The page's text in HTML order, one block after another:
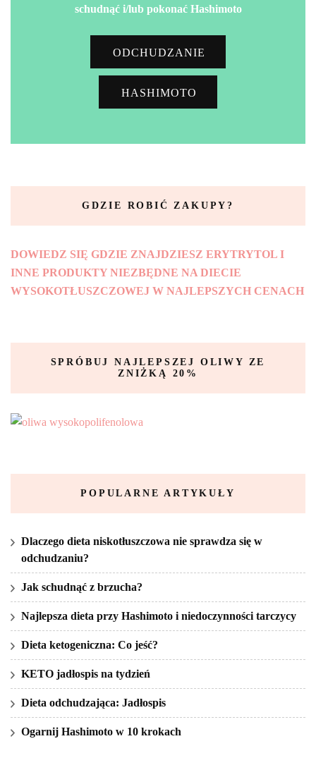
schudnąć i/lub pokonać Hashimoto
ODCHUDZANIE
HASHIMOTO
GDZIE ROBIĆ ZAKUPY?
DOWIEDZ SIĘ GDZIE ZNAJDZIESZ ERYTRYTOL I
INNE PRODUKTY NIEZBĘDNE NA DIECIE
WYSOKOTŁUSZCZOWEJ W NAJLEPSZYCH CENACH
SPRÓBUJ NAJLEPSZEJ OLIWY ZE
ZNIŻKĄ 20%
POPULARNE ARTYKUŁY
Dlaczego dieta niskotłuszczowa nie sprawdza się w
odchudzaniu?
Jak schudnąć z brzucha?
Najlepsza dieta przy Hashimoto i niedoczynności tarczycy
Dieta ketogeniczna: Co jeść?
KETO jadłospis na tydzień
Dieta odchudzająca: Jadłospis
Ogarnij Hashimoto w 10 krokach